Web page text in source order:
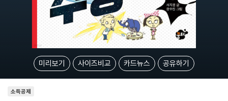
미리보기 사이즈비교 카드뉴스 공유하기
소득공제